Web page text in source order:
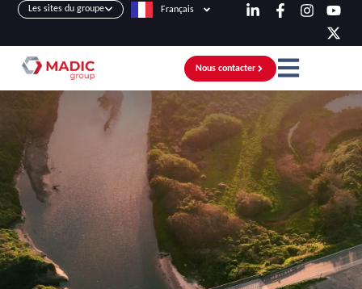
Les sites du groupe Français
Nous contacter